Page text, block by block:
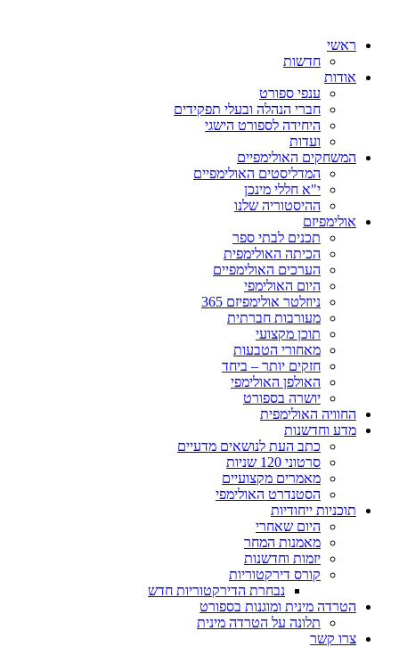
ראשי
חדשות
אודות
ענפי ספורט
חברי הנהלה ובעלי תפקידים
היחידה לספורט הישגי
ועדות
המשחקים האולימפיים
המדליסטים האולימפיים
י"א חללי מינכן
ההיסטוריה שלנו
אולימפיזם
תכנים לבתי ספר
הכיתה האולימפית
הערכים האולימפיים
היום האולימפי
ניוזלטר אולימפיזם 365
מעורבות חברתית
תוכן מקצועי
מאחורי הטבעות
חזקים יותר – ביחד
האולפן האולימפי
יושרה בספורט
החוויה האולימפית
מדע וחדשנות
כתב העת לנושאים מדעיים
סרטוני 120 שניות
מאמרים מקצועיים
הסטנדרט האולימפי
תוכניות ייחודיות
היום שאחרי
מאמנות המחר
יזמות וחדשנות
קורס דירקטוריות
נבחרת הדירקטוריות חדש
הטרדה מינית ומוגנות בספורט
תלונה על הטרדה מינית
צרו קשר